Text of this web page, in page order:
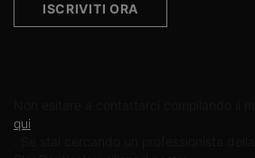
ISCRIVITI ORA
qui